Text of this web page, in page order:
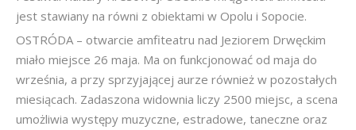
jest stawiany na równi z obiektami w Opolu i Sopocie.
OSTRÓDA – otwarcie amfiteatru nad Jeziorem Drwęckim
miało miejsce 26 maja. Ma on funkcjonować od maja do
września, a przy sprzyjającej aurze również w pozostałych
miesiącach. Zadaszona widownia liczy 2500 miejsc, a scena
umożliwia występy muzyczne, estradowe, taneczne oraz